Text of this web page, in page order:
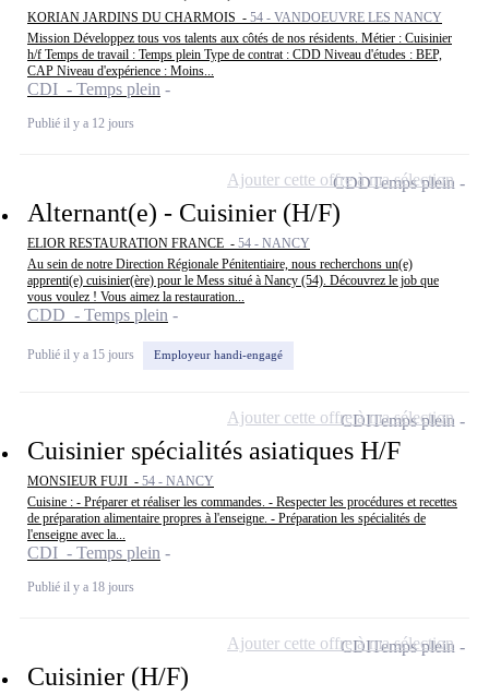
KORIAN JARDINS DU CHARMOIS - 54 - VANDOEUVRE LES NANCY
Mission Développez tous vos talents aux côtés de nos résidents. Métier : Cuisinier
h/f Temps de travail : Temps plein Type de contrat : CDD Niveau d'études : BEP,
CAP Niveau d'expérience : Moins...
CDI - Temps plein
Publié il y a 12 jours
Alternant(e) - Cuisinier (H/F)
ELIOR RESTAURATION FRANCE - 54 - NANCY
Au sein de notre Direction Régionale Pénitentiaire, nous recherchons un(e)
apprenti(e) cuisinier(ère) pour le Mess situé à Nancy (54). Découvrez le job que
vous voulez ! Vous aimez la restauration...
CDD - Temps plein
Publié il y a 15 jours Employeur handi-engagé
CDDTemps plein
Ajouter cette offre à ma sélection
Cuisinier spécialités asiatiques H/F
MONSIEUR FUJI - 54 - NANCY
Cuisine : - Préparer et réaliser les commandes. - Respecter les procédures et recettes
de préparation alimentaire propres à l'enseigne. - Préparation les spécialités de
l'enseigne avec la...
CDI - Temps plein
Publié il y a 18 jours
CDITemps plein
Ajouter cette offre à ma sélection
Cuisinier (H/F)
CDITemps plein
Ajouter cette offre à ma sélection